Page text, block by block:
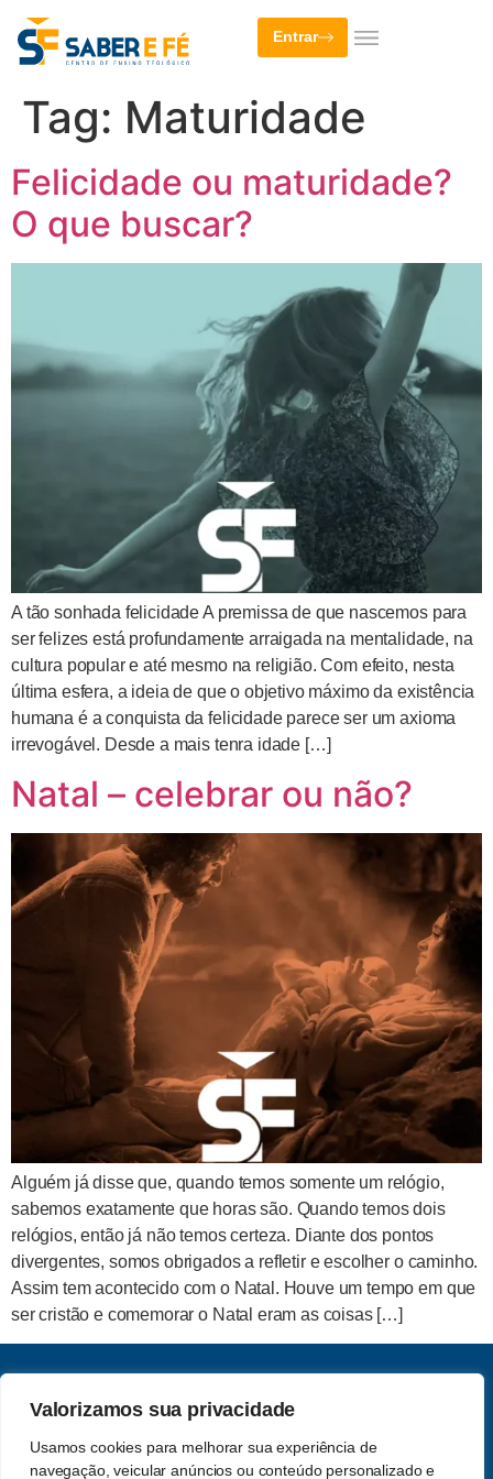
Valorizamos sua privacidade
Usamos cookies para melhorar sua experiência de
navegação, veicular anúncios ou conteúdo personalizado e
Entrar
Tag: Maturidade
Felicidade ou maturidade?
O que buscar?
A tão sonhada felicidade A premissa de que nascemos para
ser felizes está profundamente arraigada na mentalidade, na
cultura popular e até mesmo na religião. Com efeito, nesta
última esfera, a ideia de que o objetivo máximo da existência
humana é a conquista da felicidade parece ser um axioma
irrevogável. Desde a mais tenra idade […]
Natal – celebrar ou não?
Alguém já disse que, quando temos somente um relógio,
sabemos exatamente que horas são. Quando temos dois
relógios, então já não temos certeza. Diante dos pontos
divergentes, somos obrigados a refletir e escolher o caminho.
Assim tem acontecido com o Natal. Houve um tempo em que
ser cristão e comemorar o Natal eram as coisas […]
Acompanhe-nos nas redes
CNPJ: 62.357.060.0001-13
Saber e Fé Teologia LTDA